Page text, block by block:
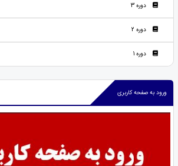
دوره 3
دوره 2
دوره 1
ورود به صفحه کاربری